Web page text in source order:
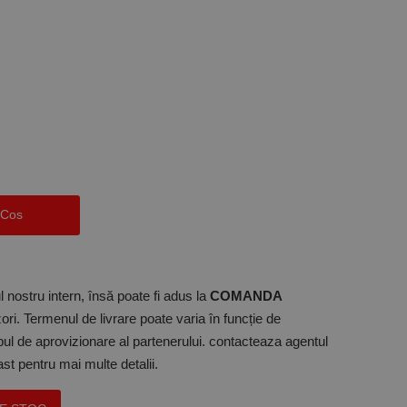
intern, însă poate fi adus la COMANDA
Termenul de livrare poate varia în funcție de
de aprovizionare al partenerului. contacteaza agentul
pentru mai multe detalii.